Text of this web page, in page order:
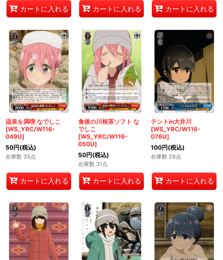
カートに入れる カートに入れる カートに入れる
温泉を満喫 なでしこ
[WS_YRC/W116-
049U]
50円(税込)
在庫数 35点
カートに入れる
食後の川根茶ソフト な
でしこ
[WS_YRC/W116-
050U]
50円(税込)
在庫数 31点
カートに入れる
テントin大井川
[WS_YRC/W116-
076U]
100円(税込)
在庫数 28点
カートに入れる